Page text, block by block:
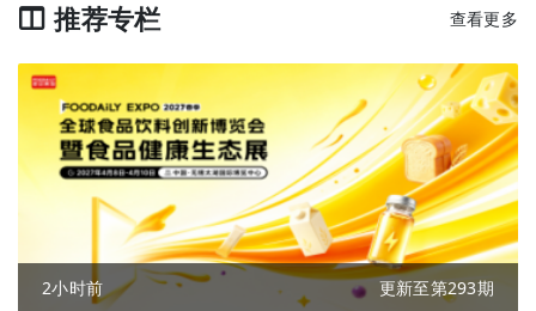
推荐专栏 查看更多
2小时前 更新至第293期